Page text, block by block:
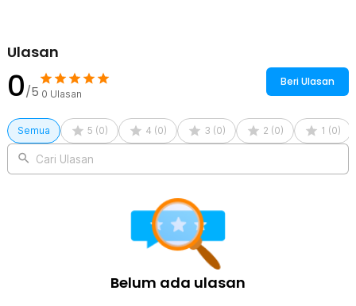
Ulasan
0/5 0 Ulasan
Beri Ulasan
Semua 5 (0) 4 (0) 3 (0) 2 (0) 1 (0)
Cari Ulasan
Belum ada ulasan